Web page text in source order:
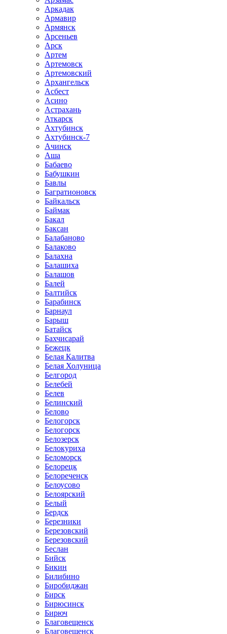
Аркадак
Армавир
Армянск
Арсеньев
Арск
Артем
Артемовск
Артемовский
Архангельск
Асбест
Асино
Астрахань
Аткарск
Ахтубинск
Ахтубинск-7
Ачинск
Аша
Бабаево
Бабушкин
Бавлы
Багратионовск
Байкальск
Баймак
Бакал
Баксан
Балабаново
Балаково
Балахна
Балашиха
Балашов
Балей
Балтийск
Барабинск
Барнаул
Барыш
Батайск
Бахчисарай
Бежецк
Белая Калитва
Белая Холуница
Белгород
Белебей
Белев
Белинский
Белово
Белогорск
Белогорск
Белозерск
Белокуриха
Беломорск
Белорецк
Белореченск
Белоусово
Белоярский
Белый
Бердск
Березники
Березовский
Березовский
Беслан
Бийск
Бикин
Билибино
Биробиджан
Бирск
Бирюсинск
Бирюч
Благовещенск
Благовещенск